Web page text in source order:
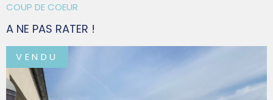
COUP DE COEUR
A NE PAS RATER !
VENDU